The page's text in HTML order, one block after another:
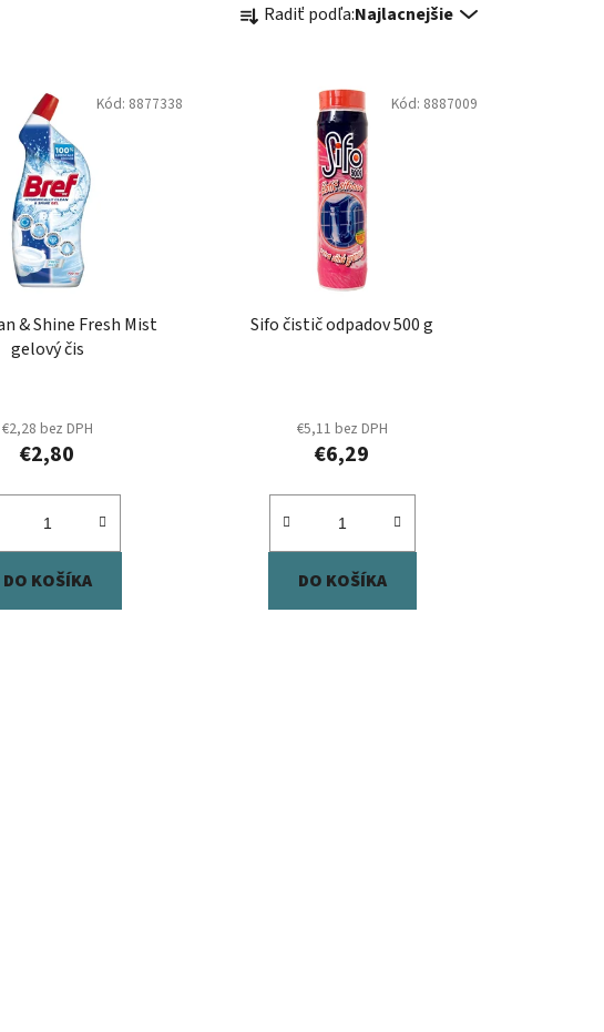
a
u
Radiť podľa:Najlacnejšie
& Shine Fresh Mist
gelový čis
€2,28 bez DPH
€2,80
DO KOŠÍKA
Kód: 8877338
Sifo čistič odpadov 500 g
€5,11 bez DPH
€6,29
DO KOŠÍKA
Kód: 8887009